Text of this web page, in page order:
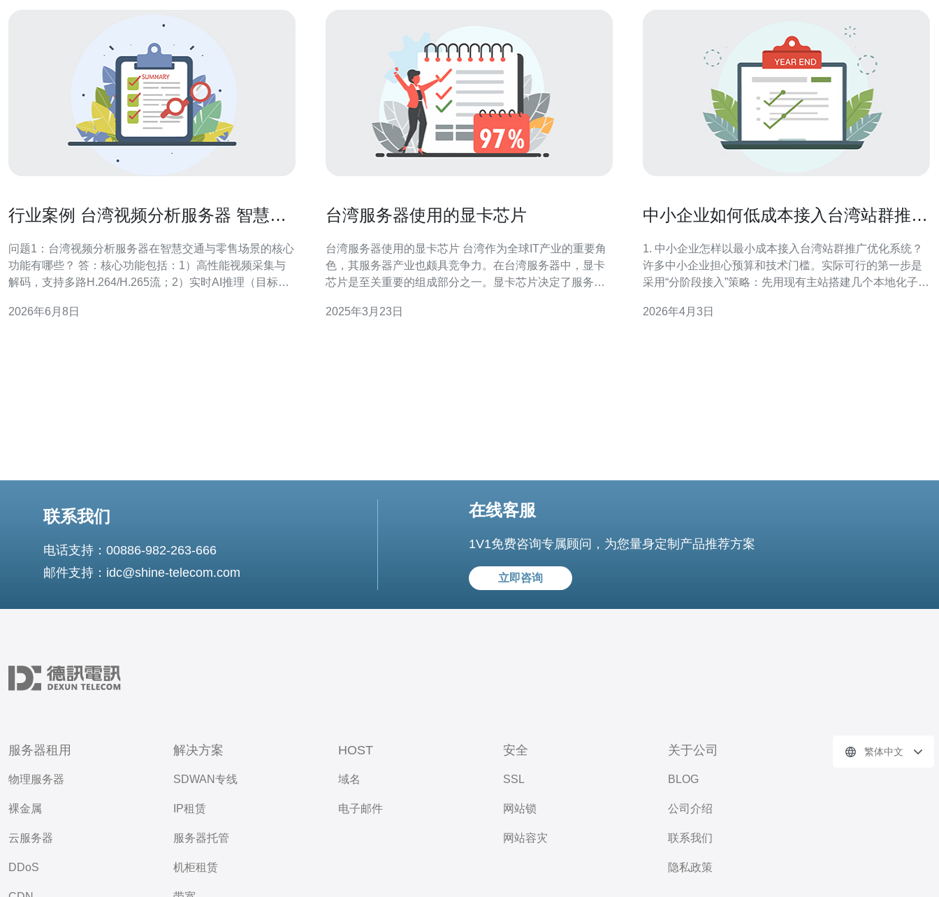
行业案例 台湾视频分析服务器 智慧交
问题1：台湾视频分析服务器在智慧交通与零售场景的核心
功能有哪些？ 答：核心功能包括：1）高性能视频采集与
解码，支持多路H.264/H.265流；2）实时AI推理（目标检
层；4）事件告警与API联动；5）远程运维与模型下发。
2026年6月8日
台湾服务器使用的显卡芯片
台湾服务器使用的显卡芯片 台湾作为全球IT产业的重要角
色，其服务器产业也颇具竞争力。在台湾服务器中，显卡
芯片是至关重要的组成部分之一。显卡芯片决定了服务器
于服务器的性能和用户体验非常重要。 在台湾服务器中最
2025年3月23日
中小企业如何低成本接入台湾站群推广
1. 中小企业怎样以最小成本接入台湾站群推广优化系统？
许多中小企业担心预算和技术门槛。实际可行的第一步是
采用“分阶段接入”策略：先用现有主站搭建几个本地化子域
选择支持API或第三方插件的内容管理系统（如
2026年4月3日
联系我们
电话支持：00886-982-263-666
邮件支持：idc@shine-telecom.com
在线客服
1V1免费咨询专属顾问，为您量身定制产品推荐方案
立即咨询
服务器租用
物理服务器
裸金属
云服务器
DDoS
解决方案
SDWAN专线
IP租赁
服务器托管
机柜租赁
HOST
域名
电子邮件
安全
SSL
网站锁
网站容灾
关于公司
BLOG
公司介绍
联系我们
隐私政策
繁体中文